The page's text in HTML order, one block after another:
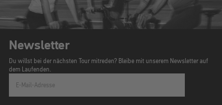
Newsletter
Du willst bei der nächsten Tour mitreden? Bleibe mit unserem Newsletter auf
dem Laufenden.
E-Mail-Adresse